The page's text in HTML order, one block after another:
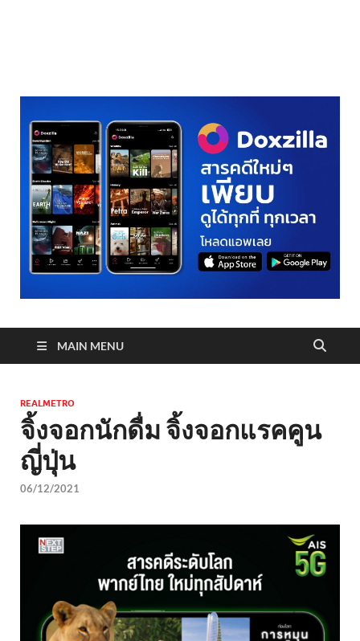
MAIN MENU
REALMETRO
จิ้งจอกนักดื่ม จิ้งจอกแรคคูน
ญี่ปุ่น
06/12/2021